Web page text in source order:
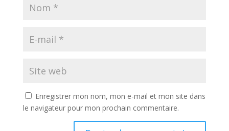
Enregistrer mon nom, mon e-mail et mon site dans
le navigateur pour mon prochain commentaire.